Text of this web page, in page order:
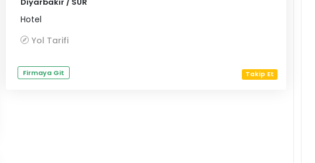
Hotel
Yol Tarifi
Firmaya Git Takip Et